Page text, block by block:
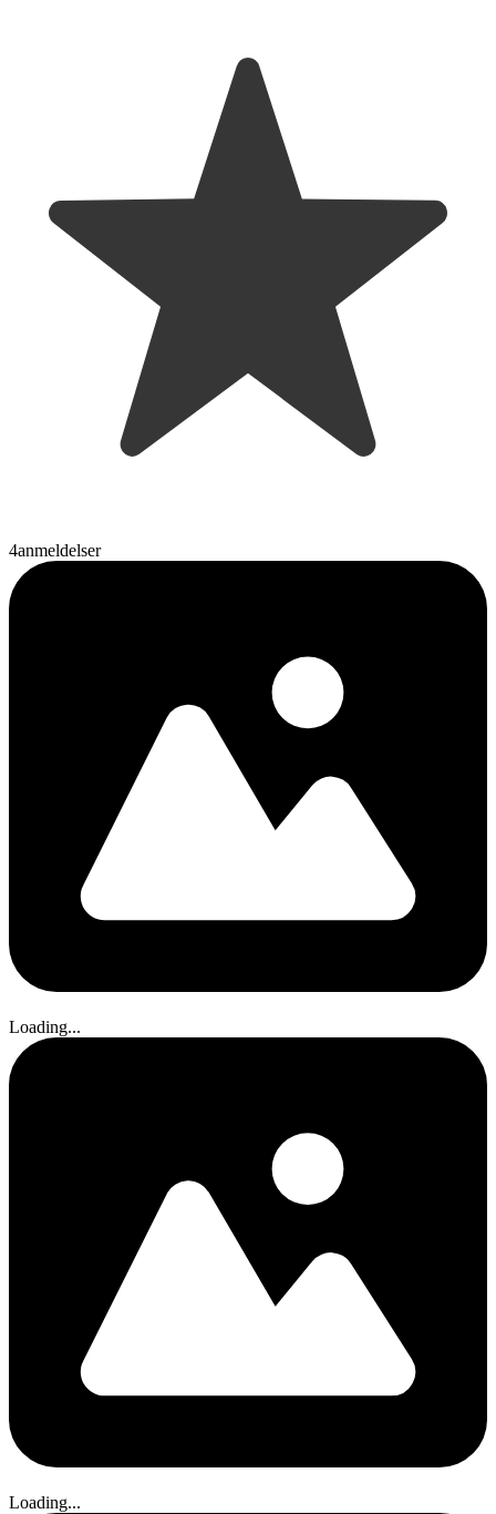
4anmeldelser
Loading...
Loading...